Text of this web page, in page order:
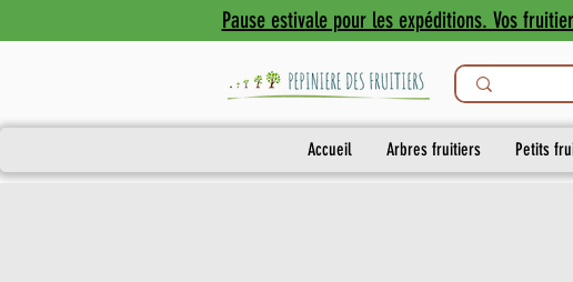
Pause estivale pour les expéditions. Vos
Accueil Arbres fruitiers Petits